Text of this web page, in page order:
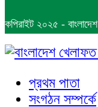
কপিরাইট ২০২৫ -
প্রথম পাতা
সংগঠন সম্পর্কে